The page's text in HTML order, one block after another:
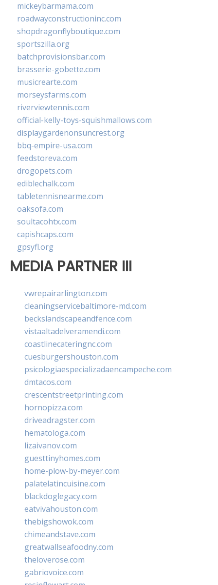
mickeybarmama.com
roadwayconstructioninc.com
shopdragonflyboutique.com
sportszilla.org
batchprovisionsbar.com
brasserie-gobette.com
musicrearte.com
morseysfarms.com
riverviewtennis.com
official-kelly-toys-squishmallows.com
displaygardenonsuncrest.org
bbq-empire-usa.com
feedstoreva.com
drogopets.com
ediblechalk.com
tabletennisnearme.com
oaksofa.com
soultacohtx.com
capishcaps.com
gpsyfl.org
MEDIA PARTNER III
vwrepairarlington.com
cleaningservicebaltimore-md.com
beckslandscapeandfence.com
vistaaltadelveramendi.com
coastlinecateringnc.com
cuesburgershouston.com
psicologiaespecializadaencampeche.com
dmtacos.com
crescentstreetprinting.com
hornopizza.com
driveadragster.com
hematologa.com
lizaivanov.com
guesttinyhomes.com
home-plow-by-meyer.com
palatelatincuisine.com
blackdoglegacy.com
eatvivahouston.com
thebigshowok.com
chimeandstave.com
greatwallseafoodny.com
theloverose.com
gabriovoice.com